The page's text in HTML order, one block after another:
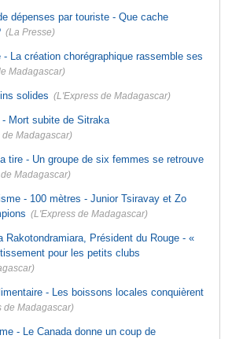
dépenses par touriste - Que cache
(La Presse)
- La création chorégraphique rassemble ses
Madagascar)
solides (L'Express de Madagascar)
- Mort subite de Sitraka
de Madagascar)
tire - Un groupe de six femmes se retrouve
Madagascar)
- 100 mètres - Junior Tsiravay et Zo
(L'Express de Madagascar)
Rakotondramiara, Président du Rouge - «
pour les petits clubs
- Les boissons locales conquièrent
de Madagascar)
- Le Canada donne un coup de